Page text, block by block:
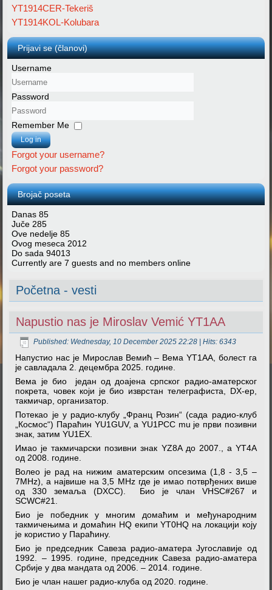
YT1914CER-Tekeriš
YT1914KOL-Kolubara
Prijavi se (članovi)
Username
Password
Remember Me
Log in
Forgot your username?
Forgot your password?
Brojač poseta
Danas85
Juče 285
Ove nedelje85
Ovog meseca 2012
Do sada94013
Currently are 7 guests and no members online
Početna - vesti
Napustio nas je Miroslav Vemić YT1AA
Published: Wednesday, 10 December 2025 22:28 | Hits: 6343
Напустио нас је Мирослав Вемић – Вема YT1AA, болест га
је савладала 2. децембра 2025. године.
Вема је био један од доајена српског радио-аматерског
покрета, човек који је био изврстан телеграфиста, DX-ер,
такмичар, организатор.
Потекао је у радио-клубу „Франц Розин“ (сада радио-клуб
„Космос“) Параћин YU1GUV, а YU1PCC mu je први позивни
знак, затим YU1EX.
Имао је такмичарски позивни знак YZ8A до 2007., а YT4A
од 2008. године.
Волео је рад на нижим аматерским опсезима (1,8 - 3,5 –
7МHz), а највише на 3,5 МHz где је имао потврђених више
од 330 земаља (DXCC). Био је члан VHSC#267 и
SCWC#21.
Био је победник у многим домаћим и међународним
такмичењима и домаћин HQ екипи YT0HQ на локацији коју
је користио у Параћину.
Био је председник Савеза радио-аматера Југославије од
1992. – 1995. године, председник Савеза радио-аматера
Србије у два мандата од 2006. – 2014. године.
Био је члан нашег радио-клуба од 2020. године.